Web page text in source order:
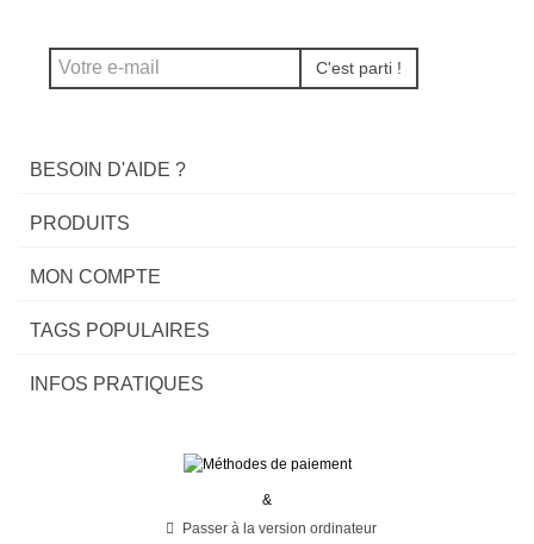
C'est parti !
BESOIN D'AIDE ?
PRODUITS
MON COMPTE
TAGS POPULAIRES
INFOS PRATIQUES
&
Passer à la version ordinateur